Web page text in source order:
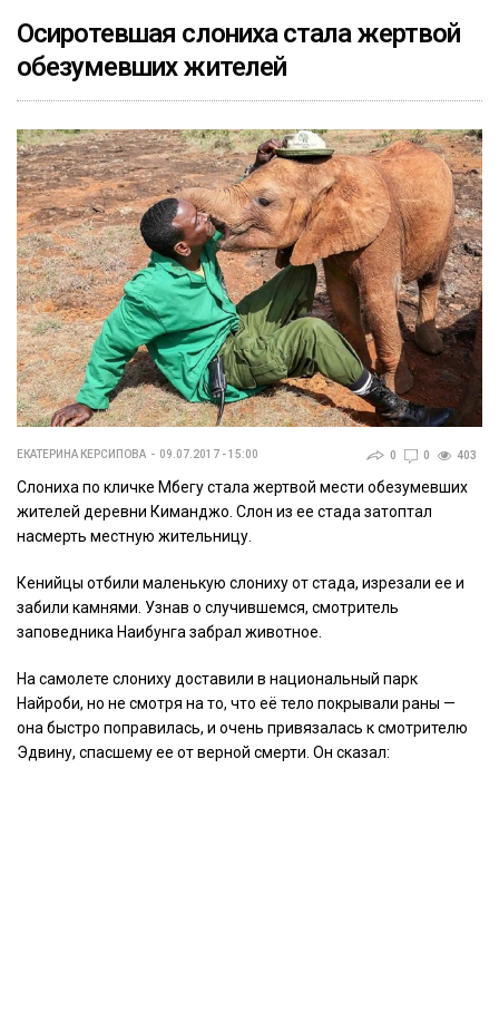
Осиротевшая слониха стала жертвой
обезумевших жителей
ЕКАТЕРИНА КЕРСИПОВА 09.07.2017 - 15:00 0 0 403
Слониха по кличке Мбегу стала жертвой мести обезумевших
жителей деревни Киманджо. Слон из ее стада затоптал
насмерть местную жительницу.
Кенийцы отбили маленькую слониху от стада, изрезали ее и
забили камнями. Узнав о случившемся, смотритель
заповедника Наибунга забрал животное.
На самолете слониху доставили в национальный парк
Найроби, но не смотря на то, что её тело покрывали раны —
она быстро поправилась, и очень привязалась к смотрителю
Эдвину, спасшему ее от верной смерти. Он сказал: